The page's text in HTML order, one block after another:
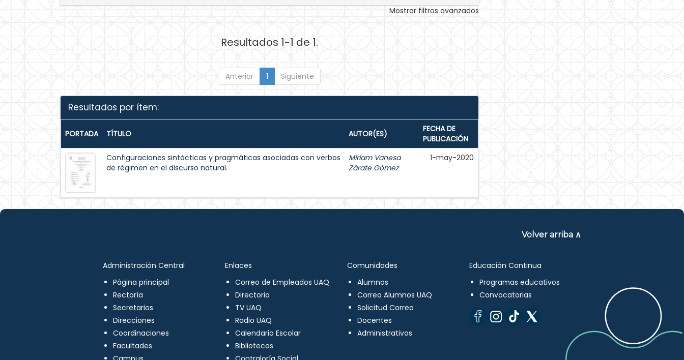
Mostrar filtros avanzados
Resultados 1-1 de 1.
Anterior 1 Siguiente
Resultados por ítem:
PORTADA TÍTULO AUTOR(ES)
FECHA DE
PUBLICACIÓN
Configuraciones sintácticas y pragmáticas asociadas con verbos
de régimen en el discurso natural.
Miriam Vanesa
Zárate Gómez
1-may-2020
Volver arriba ∧
Administración Central
Página principal
Rectoría
Secretarios
Direcciones
Coordinaciones
Facultades
Enlaces
Correo de Empleados UAQ
Directorio
TV UAQ
Radio UAQ
Calendario Escolar
Bibliotecas
Comunidades
Alumnos
Correo Alumnos UAQ
Solicitud Correo
Docentes
Administrativos
Educación Continua
Programas educativos
Convocatorias